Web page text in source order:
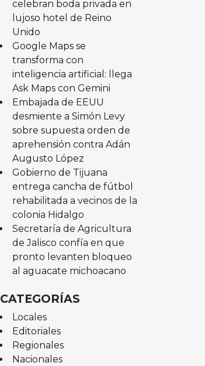
celebran boda privada en
lujoso hotel de Reino
Unido
Google Maps se
transforma con
inteligencia artificial: llega
Ask Maps con Gemini
Embajada de EEUU
desmiente a Simón Levy
sobre supuesta orden de
aprehensión contra Adán
Augusto López
Gobierno de Tijuana
entrega cancha de fútbol
rehabilitada a vecinos de la
colonia Hidalgo
Secretaría de Agricultura
de Jalisco confía en que
pronto levanten bloqueo
al aguacate michoacano
CATEGORÍAS
Locales
Editoriales
Regionales
Nacionales